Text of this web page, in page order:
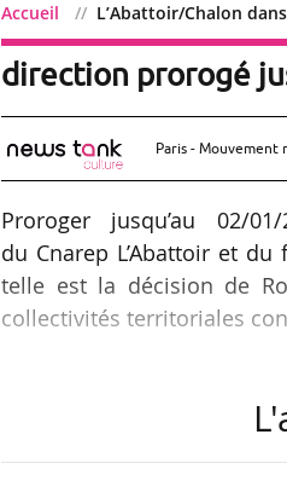
Accueil L’Abattoir/Chalon
L’Abattoir/Chalon
direction prorogé
Paris - Mouvement
Proroger jusqu’au 02/
du Cnarep L’Abattoir et du
telle est la décision de
collectivités territoriales
« proposer une